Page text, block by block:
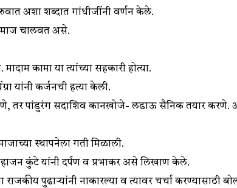
अशा शब्दात गांधीजींनी वर्णन केले.
समाज चालवत असे.
कामा या त्यांच्या सहकारी होत्या.
यांनी कर्जनची हत्या केली.
देणे, तर पांडुरंग सदाशिव कानखोजे- लढाऊ सैनिक तयार करणे.
स्थापनेला गती मिळाली.
कुंटे यांनी दर्पण व प्रभाकर असे लिखाण केले.
पुढार्‍यांनी नाकारल्या व त्यावर चर्चा करण्यासाठी